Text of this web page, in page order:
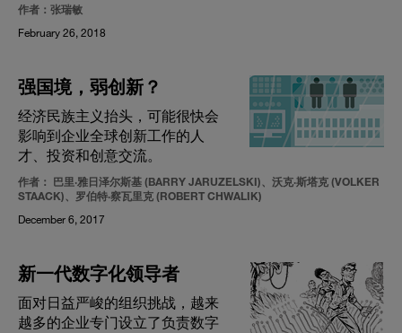
作者：张瑞敏
February 26, 2018
强国境，弱创新？
经济民族主义抬头，可能很快会
影响到企业全球创新工作的人
才、投资和创意交流。
作者： 巴里·雅日泽尔斯基 (BARRY JARUZELSKI)、沃克·斯塔克 (VOLKER
STAACK)、罗伯特·察瓦里克 (ROBERT CHWALIK)
December 6, 2017
新一代数字化领导者
面对日益严峻的组织挑战，越来
越多的企业专门设立了负责数字